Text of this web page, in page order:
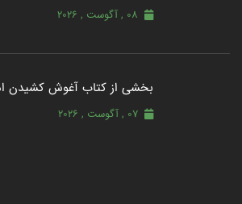
08 , آگوست , 2026
بخشی از کتاب آغوش کشیدن
07 , آگوست , 2026